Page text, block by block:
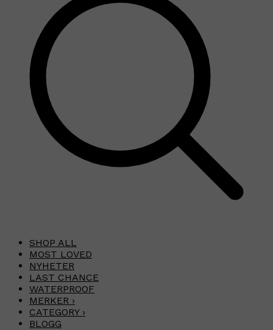
SHOP ALL
MOST LOVED
NYHETER
LAST CHANCE
WATERPROOF
MERKER ›
CATEGORY ›
BLOGG